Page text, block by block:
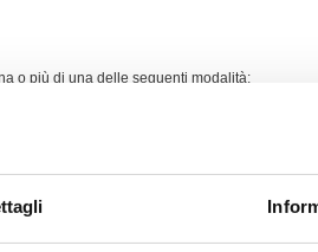
o più di una delle seguenti modalità:
utilizzati per navigare le pagine che
parti del Sito.